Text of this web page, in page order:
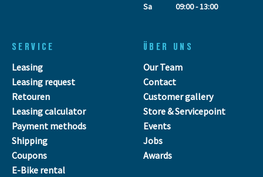
Sa
09:00 - 13:00
SERVICE
Leasing
Leasing request
Retouren
Leasing calculator
Payment methods
Shipping
Coupons
E-Bike rental
ÜBER UNS
Our Team
Contact
Customer gallery
Store & Servicepoint
Events
Jobs
Awards